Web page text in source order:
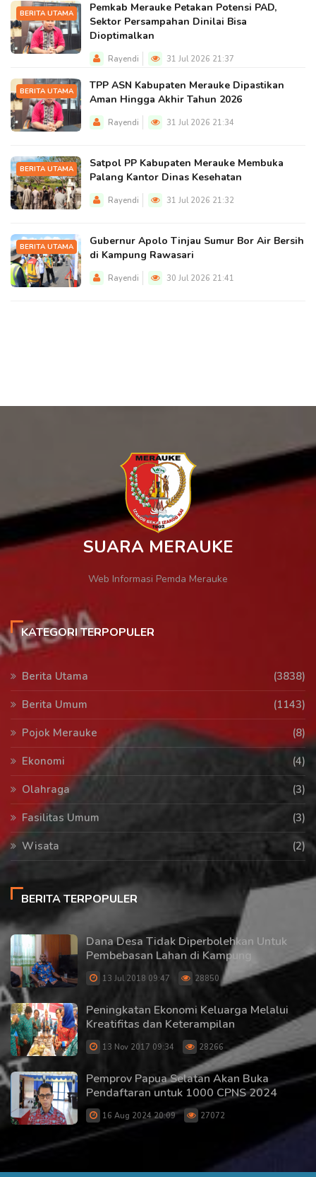
BERITA UTAMA
Pemkab Merauke Petakan Potensi PAD,
Sektor Persampahan Dinilai Bisa
Dioptimalkan
Rayendi 31 Jul 2026 21:37
BERITA UTAMA
TPP ASN Kabupaten Merauke Dipastikan
Aman Hingga Akhir Tahun 2026
Rayendi 31 Jul 2026 21:34
BERITA UTAMA
Satpol PP Kabupaten Merauke Membuka
Palang Kantor Dinas Kesehatan
Rayendi 31 Jul 2026 21:32
BERITA UTAMA
Gubernur Apolo Tinjau Sumur Bor Air Bersih
di Kampung Rawasari
Rayendi 30 Jul 2026 21:41
SUARA MERAUKE
Web Informasi Pemda Merauke
KATEGORI TERPOPULER
Berita Utama
(3838)
Berita Umum
(1143)
Pojok Merauke
(8)
Ekonomi
(4)
Olahraga
(3)
Fasilitas Umum
(3)
Wisata
(2)
BERITA TERPOPULER
Dana Desa Tidak Diperbolehkan Untuk
Pembebasan Lahan di Kampung
13 Jul 2018 09:47 28850
Peningkatan Ekonomi Keluarga Melalui
Kreatifitas dan Keterampilan
13 Nov 2017 09:34 28266
Pemprov Papua Selatan Akan Buka
Pendaftaran untuk 1000 CPNS 2024
16 Aug 2024 20:09 27072